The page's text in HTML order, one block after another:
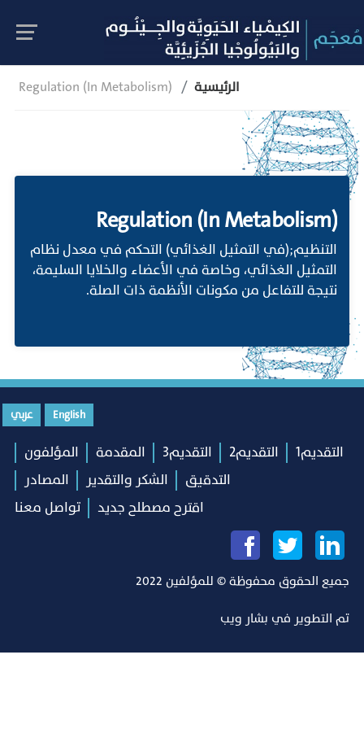
Regulation (In Metabolism) الرئيسية
Regulation (In Metabolism)
التنظيم;(في التمثيل الغذائي) التحكم في معدل نظام
التمثيل الغذائي، وخاصة في الأعضاء والخلايا السليمة،
نتيجة للتفاعل من مكونات الأنظمة ذات الصلة.
English عربي
التقديم1 التقديم2 التقديم3 المقدمة
المؤلفون
التدقيق
الشكر والتقدير
المصادر
اقترح مصطلح جديد
تواصل معنا
جميع الحقوق محفوظة © للمؤلفين 2022
تم التطوير في بشار ويب